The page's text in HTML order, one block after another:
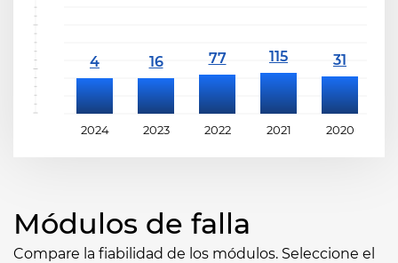
2024 2023 2022 2021 2020
Módulos de falla
Compare la fiabilidad de los módulos. Seleccione el